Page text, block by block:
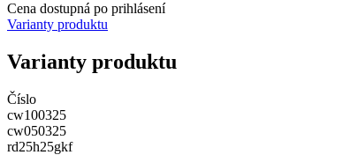
Cena dostupná po prihlásení
Varianty produktu
Varianty produktu
Číslo
cw100325
cw050325
rd25h25gkf